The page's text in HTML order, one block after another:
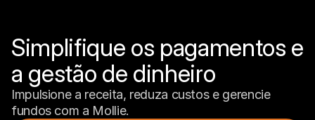
Simplifique os pagamentos e
a gestão de dinheiro
Impulsione a receita, reduza custos e gerencie
fundos com a Mollie.